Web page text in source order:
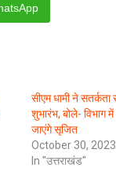
सीएम धामी ने सतर्कता
शुभारंभ, बोले- विभाग
जाएंगे सृजित
October 30, 2023
In "उत्तराखंड"